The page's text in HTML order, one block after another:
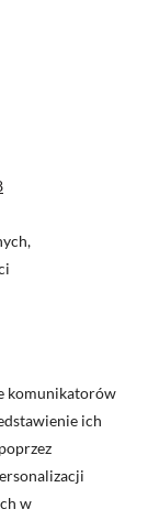
komunikatorów
ich
w